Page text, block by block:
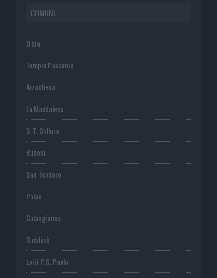
COMUNI
Olbia
Tempio Pausania
Arzachena
La Maddalena
S. T. Gallura
Budoni
San Teodoro
Palau
Calangianus
Buddusò
Loiri P. S. Paolo